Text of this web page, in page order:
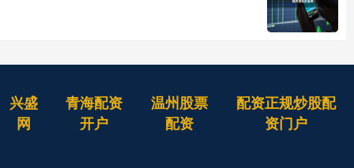
兴盛
网
青海配资
开户
温州股票
配资
配资正规炒股配
资门户